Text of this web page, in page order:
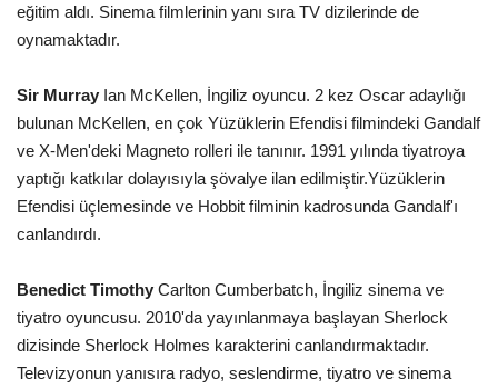
eğitim aldı. Sinema filmlerinin yanı sıra TV dizilerinde de
oynamaktadır.
Sir Murray Ian McKellen, İngiliz oyuncu. 2 kez Oscar adaylığı
bulunan McKellen, en çok Yüzüklerin Efendisi filmindeki Gandalf
ve X-Men'deki Magneto rolleri ile tanınır. 1991 yılında tiyatroya
yaptığı katkılar dolayısıyla şövalye ilan edilmiştir.Yüzüklerin
Efendisi üçlemesinde ve Hobbit filminin kadrosunda Gandalf'ı
canlandırdı.
Benedict Timothy Carlton Cumberbatch, İngiliz sinema ve
tiyatro oyuncusu. 2010'da yayınlanmaya başlayan Sherlock
dizisinde Sherlock Holmes karakterini canlandırmaktadır.
Televizyonun yanısıra radyo, seslendirme, tiyatro ve sinema